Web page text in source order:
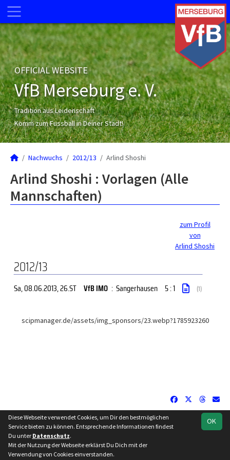
OFFICIAL WEBSITE
VfB Merseburg e. V.
Tradition aus Leidenschaft
Komm zum Fussball in Deiner Stadt!
Nachwuchs 2012/13 Arlind Shoshi
Arlind Shoshi : Vorlagen (Alle
Mannschaften)
zum Profil
von
Arlind Shoshi
2012/13
Sa, 08.06.2013, 26.ST VfB IMO : Sangerhausen 5 : 1 (1)
scipmanager.de/assets/img_sponsors/23.webp?1785923260
soccero.de
Besucherstatistik Impressum Datenschutz
OK
Diese Webseite verwendet Cookies, um Dir den bestmöglichen
Service bieten zu können. Entsprechende Informationen findest
Du unter Datenschutz.
Mit der Nutzung der Webseite erklärst Du Dich mit der
Verwendung von Cookies einverstanden.